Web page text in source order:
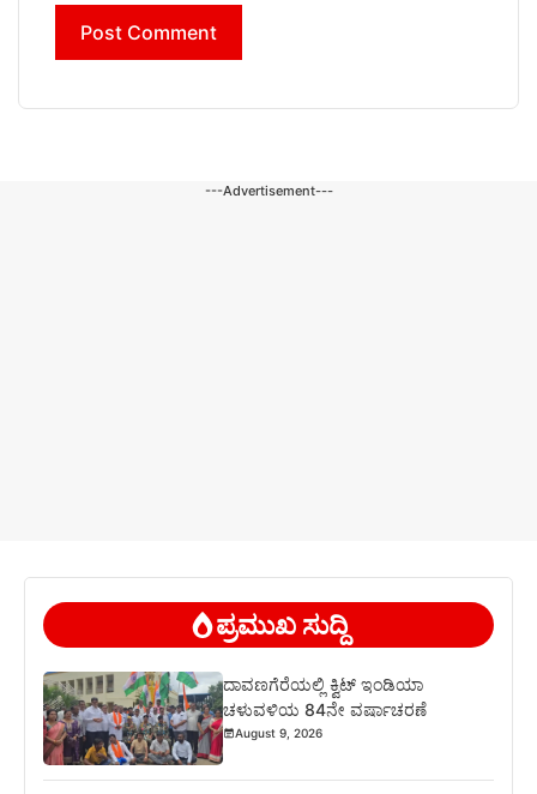
---Advertisement---
ಪ್ರಮುಖ ಸುದ್ದಿ
ದಾವಣಗೆರೆಯಲ್ಲಿ ಕ್ವಿಟ್ ಇಂಡಿಯಾ
ಚಳುವಳಿಯ 84ನೇ ವರ್ಷಾಚರಣೆ
August 9, 2026